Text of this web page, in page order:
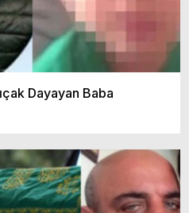
Dayayan Baba